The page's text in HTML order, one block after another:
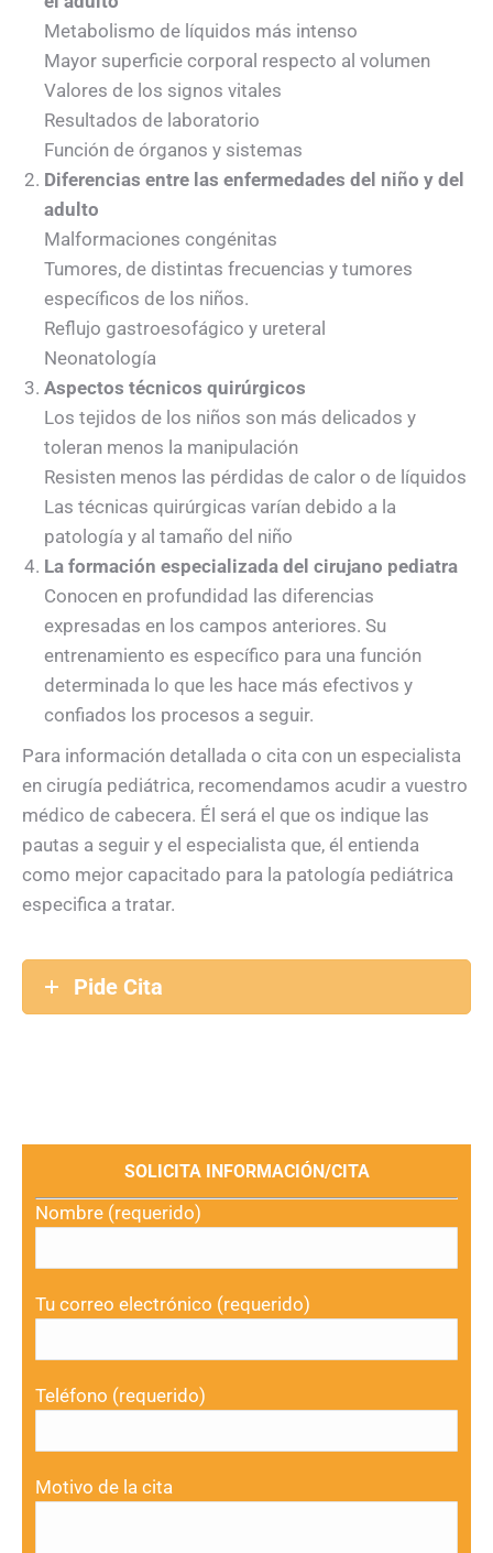
Metabolismo de líquidos más intenso
Mayor superficie corporal respecto al volumen
Valores de los signos vitales
Resultados de laboratorio
Función de órganos y sistemas
Diferencias entre las enfermedades del niño y del
adulto
Malformaciones congénitas
Tumores, de distintas frecuencias y tumores
específicos de los niños.
Reflujo gastroesofágico y ureteral
Neonatología
Aspectos técnicos quirúrgicos
Los tejidos de los niños son más delicados y
toleran menos la manipulación
Resisten menos las pérdidas de calor o de líquidos
Las técnicas quirúrgicas varían debido a la
patología y al tamaño del niño
La formación especializada del cirujano pediatra
Conocen en profundidad las diferencias
expresadas en los campos anteriores. Su
entrenamiento es específico para una función
determinada lo que les hace más efectivos y
confiados los procesos a seguir.
Para información detallada o cita con un especialista
en cirugía pediátrica, recomendamos acudir a vuestro
médico de cabecera. Él será el que os indique las
pautas a seguir y el especialista que, él entienda
como mejor capacitado para la patología pediátrica
especifica a tratar.
Pide Cita
SOLICITA INFORMACIÓN/CITA
Nombre (requerido)
Tu correo electrónico (requerido)
Teléfono (requerido)
Motivo de la cita